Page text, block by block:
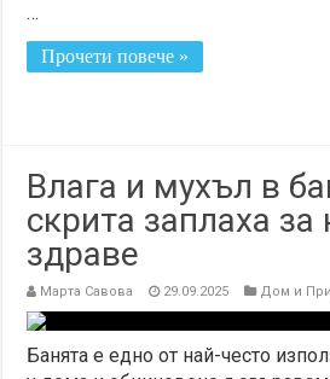
…
Прочети повече »
Влага и мухъл в
скрита заплаха
здраве
Марта Савова 29.09.2025 Дом и
Банята е едно от най-често